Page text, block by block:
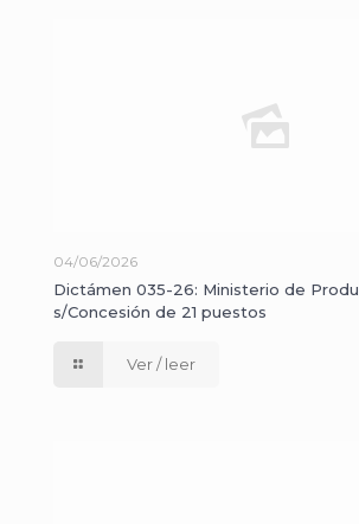
04/06/2026
Dictámen 035-26: Ministerio de
s/Concesión de 21 puestos
Ver / leer